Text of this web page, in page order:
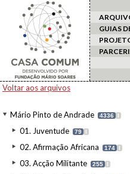
GUIAS
Voltar aos arquivos
Mário Pinto de Andrade 4336 I
01. Juventude 79 I
02. Afirmação Africana 174 I
03. Acção Militante 255 I